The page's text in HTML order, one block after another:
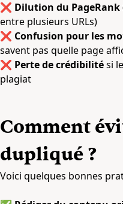
❌ Dilution du PageRank
entre plusieurs URLs)
❌ Confusion pour les
savent pas quelle page
❌ Perte de crédibilitési
plagiat
Comment
dupliqué ?
Voici quelques bonnes